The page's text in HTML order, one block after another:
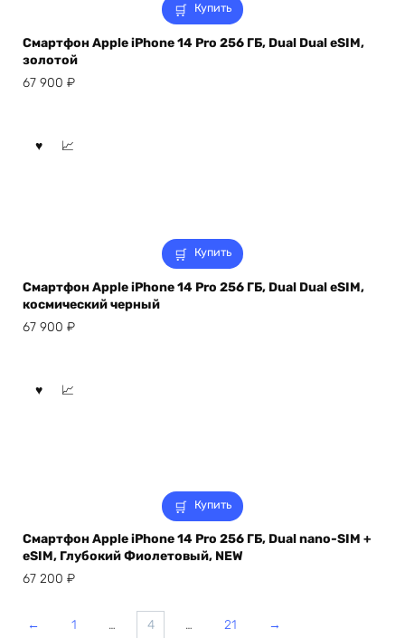
Купить
Смартфон Apple iPhone 14 Pro 256 ГБ, Dual Dual eSIM,
золотой
67 900 ₽
Купить
Смартфон Apple iPhone 14 Pro 256 ГБ, Dual Dual eSIM,
космический черный
67 900 ₽
Купить
Смартфон Apple iPhone 14 Pro 256 ГБ, Dual nano-SIM +
eSIM, Глубокий Фиолетовый, NEW
67 200 ₽
← 1 … 4 … 21 →